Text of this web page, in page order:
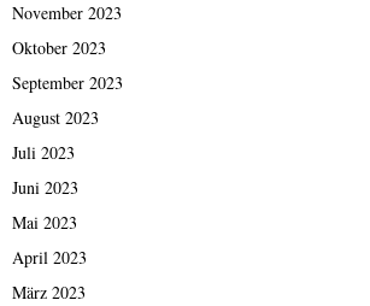
November 2023
Oktober 2023
September 2023
August 2023
Juli 2023
Juni 2023
Mai 2023
April 2023
März 2023